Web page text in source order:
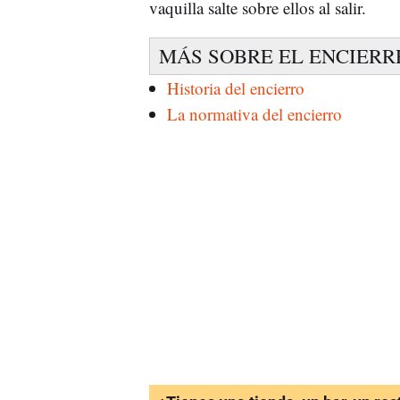
vaquilla salte sobre ellos al salir.
MÁS SOBRE EL
Historia del encierro
La normativa del encierro